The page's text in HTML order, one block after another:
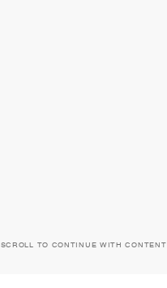
SCROLL TO CONTINUE WITH CONTENT